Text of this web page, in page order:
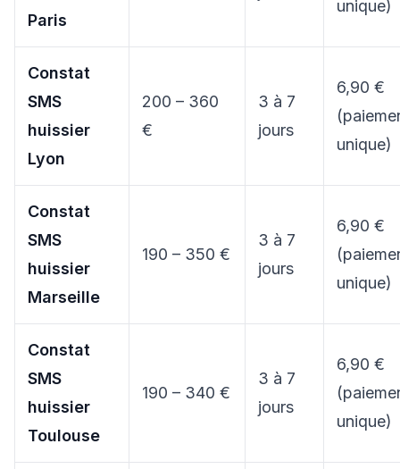
Paris
unique)
Constat
SMS
huissier
Lyon
200 – 360
€
3 à 7
jours
6,90 €
unique)
Constat
SMS
huissier
Marseille
190 – 350 €
3 à 7
jours
6,90 €
unique)
Constat
SMS
huissier
Toulouse
190 – 340 €
3 à 7
jours
6,90 €
unique)